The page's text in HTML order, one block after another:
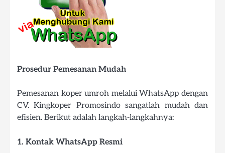
Prosedur Pemesanan Mudah
Pemesanan koper umroh melalui WhatsApp dengan
CV. Kingkoper Promosindo sangatlah mudah dan
efisien. Berikut adalah langkah-langkahnya:
1. Kontak WhatsApp Resmi